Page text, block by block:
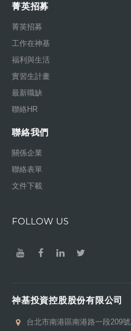
菁英招募
菁英招募
工作在神基
福利與生活
實習生計畫
最新職缺
聯絡HR
聯絡我們
關係企業
聯絡表單
文件下載
FOLLOW US
神基投資控股股份有限公司
台北市南港區南港路一段209